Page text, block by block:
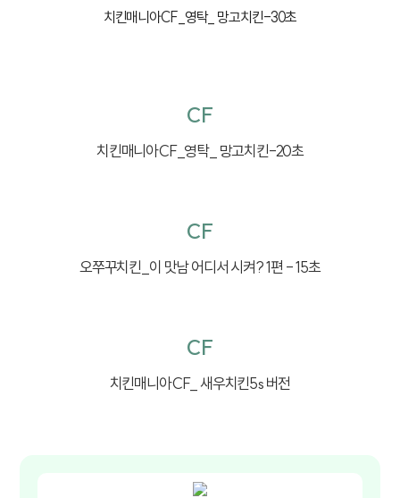
치킨매니아CF_영탁_ 망고치킨-30초
CF
치킨매니아CF_영탁_ 망고치킨-20초
CF
오쭈꾸치킨_이 맛남 어디서 시켜? 1편 - 15초
CF
치킨매니아CF_ 새우치킨5s 버전